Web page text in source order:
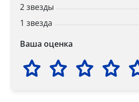
2 звезды
1 звезда
Ваша оценка